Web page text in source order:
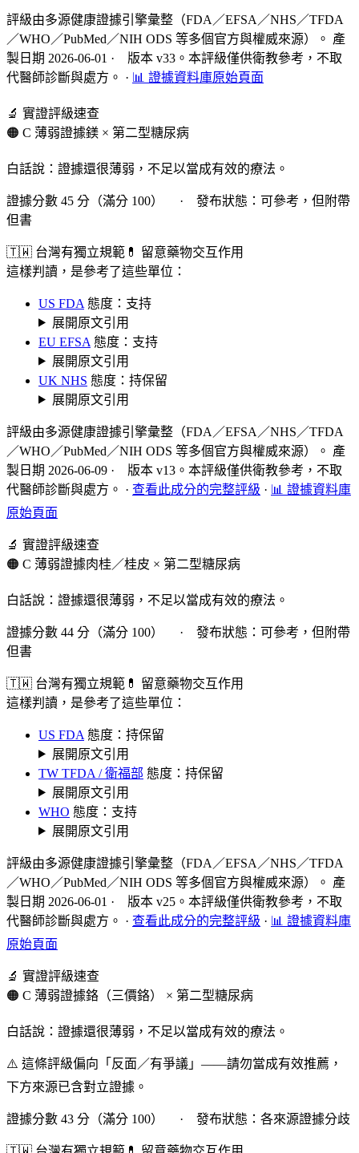
評級由多源健康證據引擎彙整（FDA／EFSA／NHS／TFDA
／WHO／PubMed／NIH ODS 等多個官方與權威來源）。 產
製日期 2026-06-01 · 版本 v33。本評級僅供衛教參考，不取
代醫師診斷與處方。 · 📊 證據資料庫原始頁面
🔬 實證評級速查
🟠 C 薄弱證據鎂 × 第二型糖尿病
白話說：證據還很薄弱，不足以當成有效的療法。
證據分數 45 分（滿分 100） · 發布狀態：可參考，但附帶
但書
🇹🇼 台灣有獨立規範 💊 留意藥物交互作用
這樣判讀，是參考了這些單位：
US FDA 態度：支持
展開原文引用
EU EFSA 態度：支持
展開原文引用
UK NHS 態度：持保留
展開原文引用
評級由多源健康證據引擎彙整（FDA／EFSA／NHS／TFDA
／WHO／PubMed／NIH ODS 等多個官方與權威來源）。 產
製日期 2026-06-09 · 版本 v13。本評級僅供衛教參考，不取
代醫師診斷與處方。 · 查看此成分的完整評級 · 📊 證據資料庫
原始頁面
🔬 實證評級速查
🟠 C 薄弱證據肉桂／桂皮 × 第二型糖尿病
白話說：證據還很薄弱，不足以當成有效的療法。
證據分數 44 分（滿分 100） · 發布狀態：可參考，但附帶
但書
🇹🇼 台灣有獨立規範 💊 留意藥物交互作用
這樣判讀，是參考了這些單位：
US FDA 態度：持保留
展開原文引用
TW TFDA / 衛福部 態度：持保留
展開原文引用
WHO 態度：支持
展開原文引用
評級由多源健康證據引擎彙整（FDA／EFSA／NHS／TFDA
／WHO／PubMed／NIH ODS 等多個官方與權威來源）。 產
製日期 2026-06-01 · 版本 v25。本評級僅供衛教參考，不取
代醫師診斷與處方。 · 查看此成分的完整評級 · 📊 證據資料庫
原始頁面
🔬 實證評級速查
🟠 C 薄弱證據鉻（三價鉻） × 第二型糖尿病
白話說：證據還很薄弱，不足以當成有效的療法。
⚠️ 這條評級偏向「反面／有爭議」——請勿當成有效推薦，
下方來源已含對立證據。
證據分數 43 分（滿分 100） · 發布狀態：各來源證據分歧